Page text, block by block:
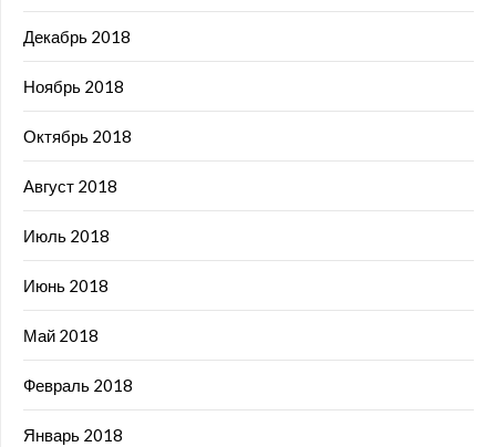
Декабрь 2018
Ноябрь 2018
Октябрь 2018
Август 2018
Июль 2018
Июнь 2018
Май 2018
Февраль 2018
Январь 2018